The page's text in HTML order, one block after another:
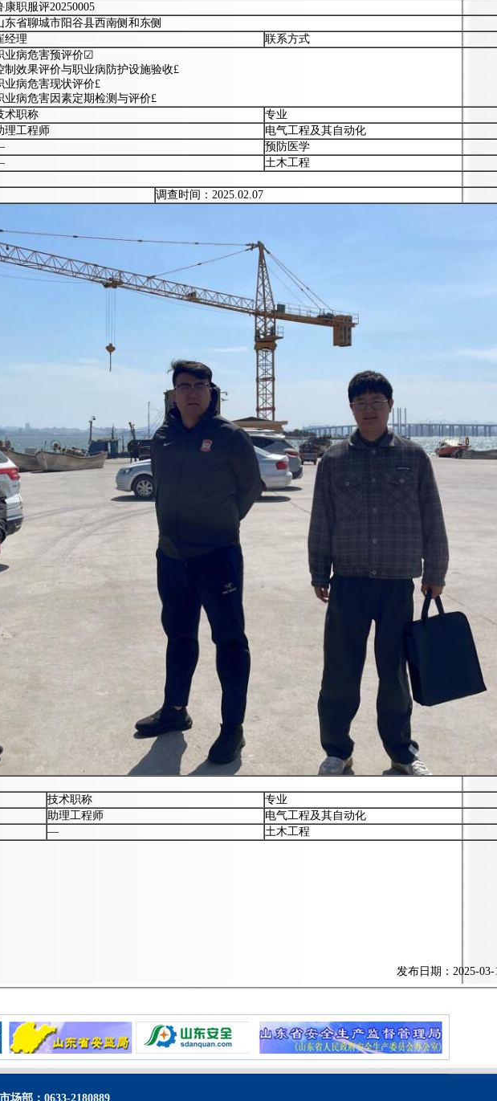
康职服评20250005
东省聊城市阳谷县西南侧和东侧
经理 联系方式
业病危害预评价☑
制效果评价与职业病防护设施验收£
业病危害现状评价£
业病危害因素定期检测与评价£
术职称
专业
理工程师
电气工程及其自动化
预防医学
土木工程
调查时间：2025.02.07
技术职称
专业
助理工程师
电气工程及其自动化
— 土木工程
发布日期：2025-03-
场部：0633-2180889